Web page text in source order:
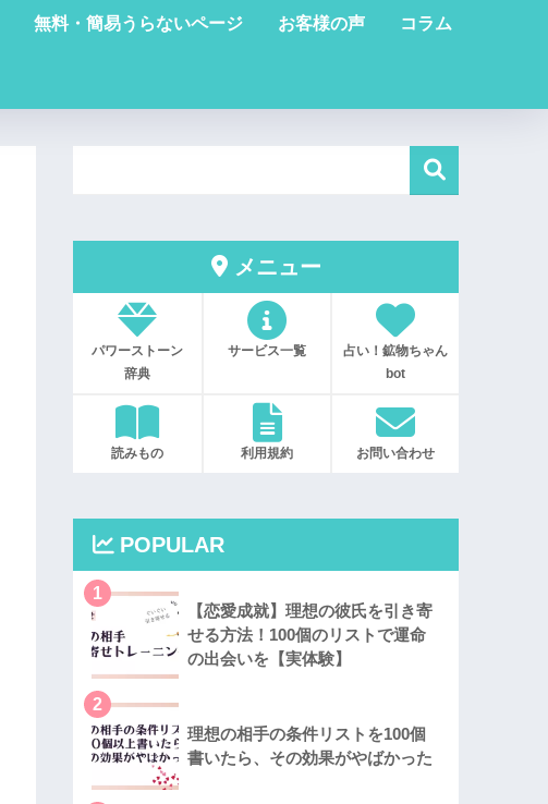
無料・簡易うらないページ お客様の声 コラム
メニュー
パワーストーン
辞典
サービス一覧
占い！鉱物ちゃん
bot
読みもの 利用規約 お問い合わせ
POPULAR
1
【恋愛成就】理想の彼氏を引き寄
せる方法！100個のリストで運命
の出会いを【実体験】
2
理想の相手の条件リストを100個
書いたら、その効果がやばかった